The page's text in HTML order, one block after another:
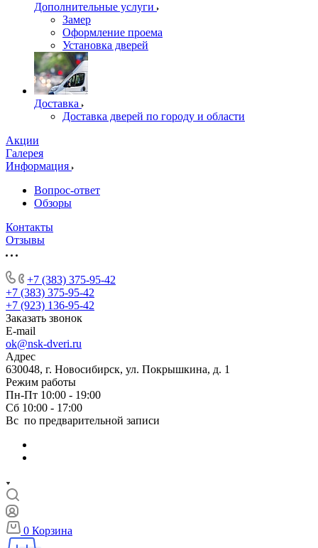
Дополнительные услуги
Замер
Оформление проема
Установка дверей
Доставка
Доставка дверей по городу и области
Акции
Галерея
Информация
Вопрос-ответ
Обзоры
Контакты
Отзывы
+7 (383) 375-95-42
+7 (383) 375-95-42
+7 (923) 136-95-42
Заказать звонок
E-mail
ok@nsk-dveri.ru
Адрес
630048, г. Новосибирск, ул. Покрышкина, д. 1
Режим работы
Пн-Пт 10:00 - 19:00
Сб 10:00 - 17:00
Вс по предварительной записи
0 Корзина